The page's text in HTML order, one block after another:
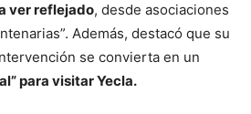
ver reflejado, desde asociaciones
Además, destacó que su
se convierta en un
para visitar Yecla.